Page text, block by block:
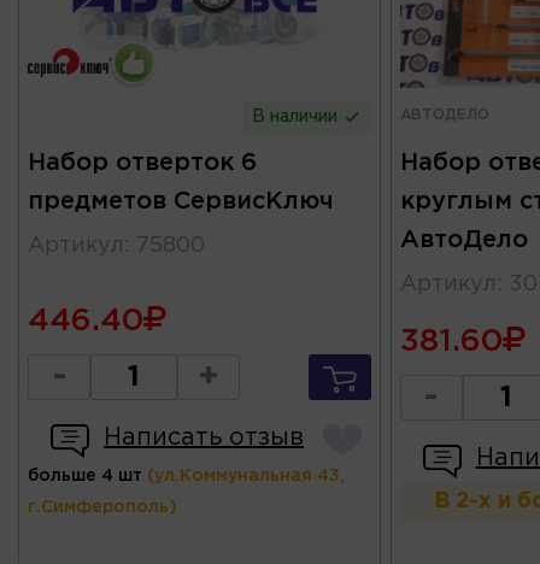
В наличии
Набор отверток 6
предметов СервисКлюч
Артикул : 75800
446.40
- +
Написать отзыв
больше 4 шт (ул.Коммунальная 43,
г.Симферополь)
АВТОДЕЛО
Набор
круглым
АвтоДело
Артикул :
381.60
-
В 2-х и